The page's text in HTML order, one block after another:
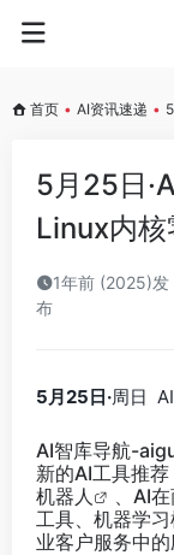
首页 • AI资讯速递 •
5月25日
Linux内核
1年前 (2025)发
布
5月25日·周日
AI智库导航-
新的AI工具推
机器人
、AI
工具、机器学
业客户服务中的